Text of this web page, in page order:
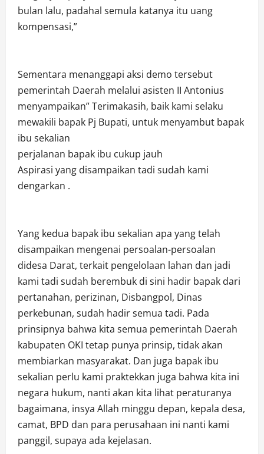
bulan lalu, padahal semula katanya itu uang
kompensasi,”
Sementara menanggapi aksi demo tersebut
pemerintah Daerah melalui asisten II Antonius
menyampaikan” Terimakasih, baik kami selaku
mewakili bapak Pj Bupati, untuk menyambut bapak
ibu sekalian
perjalanan bapak ibu cukup jauh
Aspirasi yang disampaikan tadi sudah kami
dengarkan .
Yang kedua bapak ibu sekalian apa yang telah
disampaikan mengenai persoalan-persoalan
didesa Darat, terkait pengelolaan lahan dan jadi
kami tadi sudah berembuk di sini hadir bapak dari
pertanahan, perizinan, Disbangpol, Dinas
perkebunan, sudah hadir semua tadi. Pada
prinsipnya bahwa kita semua pemerintah Daerah
kabupaten OKI tetap punya prinsip, tidak akan
membiarkan masyarakat. Dan juga bapak ibu
sekalian perlu kami praktekkan juga bahwa kita ini
negara hukum, nanti akan kita lihat peraturanya
bagaimana, insya Allah minggu depan, kepala desa,
camat, BPD dan para perusahaan ini nanti kami
panggil, supaya ada kejelasan.